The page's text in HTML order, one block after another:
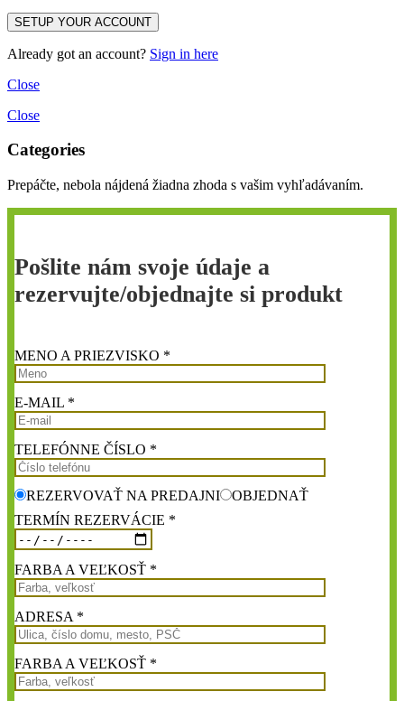
Already got an account? Sign in here
Close
Close
Categories
Prepáčte, nebola nájdená žiadna zhoda s vašim vyhľadávaním.
Pošlite nám svoje údaje a
rezervujte/objednajte si produkt
MENO A PRIEZVISKO *
E-MAIL *
TELEFÓNNE ČÍSLO *
REZERVOVAŤ NA PREDAJNI
OBJEDNAŤ
TERMÍN REZERVÁCIE *
FARBA A VEĽKOSŤ *
ADRESA *
FARBA A VEĽKOSŤ *